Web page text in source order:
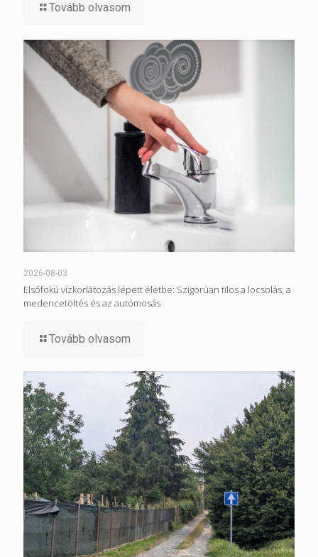
Tovább olvasom
2026-08-03
Elsőfokú vízkorlátozás lépett életbe: Szigorúan tilos a locsolás, a
medencetöltés és az autómosás
Tovább olvasom